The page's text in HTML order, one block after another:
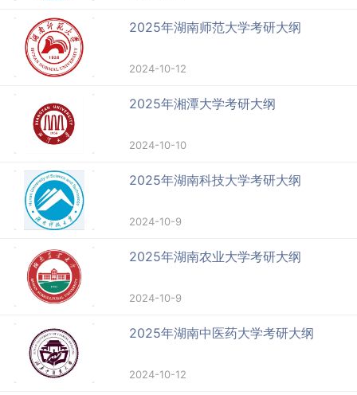
2025年湖南师范大学考研大纲
2024-10-12
2025年湘潭大学考研大纲
2024-10-10
2025年湖南科技大学考研大纲
2024-10-9
2025年湖南农业大学考研大纲
2024-10-9
2025年湖南中医药大学考研大纲
2024-10-12